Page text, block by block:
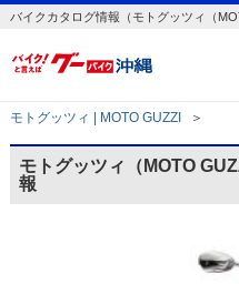
バイクカタログ情報（モトグッツィ（
モトグッツィ | MOTO GUZZI ＞
モトグッツィ（MOTO
報